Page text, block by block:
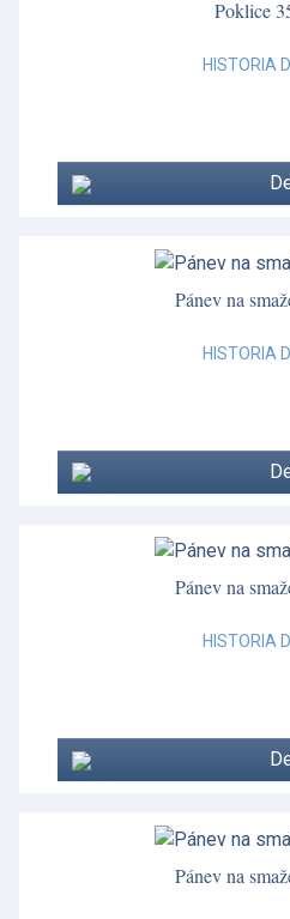
Poklice
HISTORIA
Pánev na
HISTORIA
Pánev na
HISTORIA
Pánev na